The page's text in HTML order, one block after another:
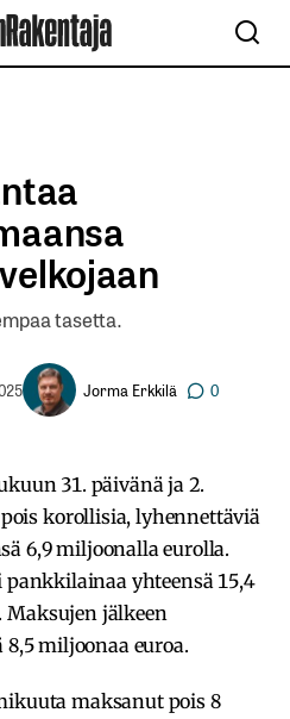
tasetta.
Jorma Erkkilä 0
31. päivänä ja 2.
korollisia, lyhennettäviä
6,9 miljoonalla eurolla.
yhteensä 15,4
Maksujen jälkeen
miljoonaa euroa.
maksanut pois 8